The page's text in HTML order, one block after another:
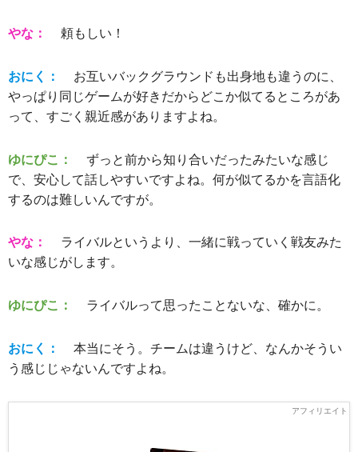
やな： 頼もしい！
おにく：
お互いバックグラウンドも出身地も違うのに、
やっぱり同じゲームが好きだからどこか似てるところがあ
って、すごく親近感がありますよね。
ゆにぴこ：
ずっと前から知り合いだったみたいな感じ
で、安心して話しやすいですよね。何が似てるかを言語化
するのは難しいんですが。
やな：
ライバルというより、一緒に戦っていく戦友みた
いな感じがします。
ゆにぴこ： ライバルって思ったことないな、確かに。
おにく：
本当にそう。チームは違うけど、なんかそうい
う感じじゃないんですよね。